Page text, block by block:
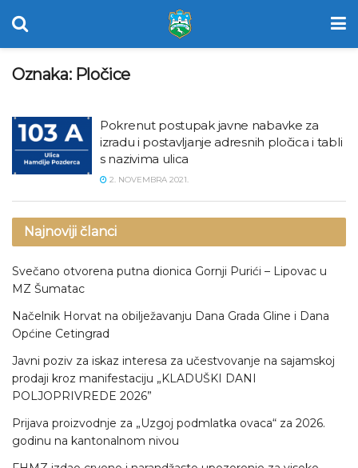
Oznaka: Pločice
Pokrenut postupak javne nabavke za
izradu i postavljanje adresnih pločica i tabli
s nazivima ulica
2. NOVEMBRA 2021.
Najnoviji članci
Svečano otvorena putna dionica Gornji Purići – Lipovac u
MZ Šumatac
Načelnik Horvat na obilježavanju Dana Grada Gline i Dana
Općine Cetingrad
Javni poziv za iskaz interesa za učestvovanje na sajamskoj
prodaji kroz manifestaciju „KLADUŠKI DANI
POLJOPRIVREDE 2026”
Prijava proizvodnje za „Uzgoj podmlatka ovaca“ za 2026.
godinu na kantonalnom nivou